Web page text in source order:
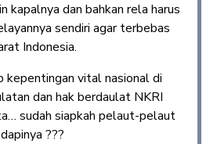
kapalnya dan bahkan rela harus
sendiri agar terbebas
Indonesia.
kepentingan vital nasional di
dan hak berdaulat NKRI
sudah siapkah pelaut-pelaut
???